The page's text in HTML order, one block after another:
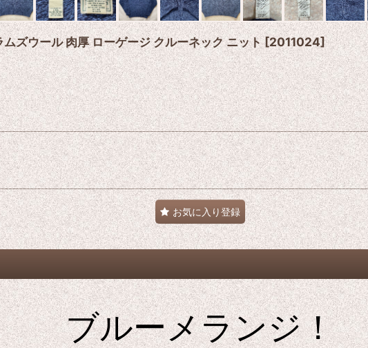
ズウール 肉厚 ローゲージ クルーネック ニット[2011024]
お気に入り登録
ブルーメランジ！